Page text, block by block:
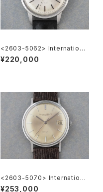
<2603-5062> International
National Co. Ref.648A
¥220,000
<2603-5070> Internationa
l Watch Co. R807A
¥253,000